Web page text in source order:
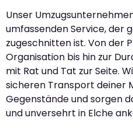
Unser
umfassenden Service, der
zugeschnitten ist. Von der
Organisation bis hin zur
mit Rat und Tat zur Seite.
sicheren Transport deiner
Gegenstände und sorgen
und unversehrt in Elche